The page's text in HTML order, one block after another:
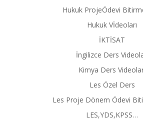
Hukuk ProjeÖdevi
Hukuk Vİdeoları
İKTİSAT
İngilizce Ders
Kimya Ders
Les Özel Ders
Les Proje Dönem Ödevi
LES,YDS,KPSS…